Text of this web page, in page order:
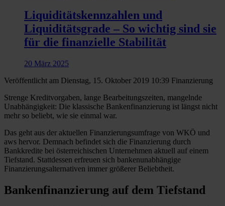
Liquiditätskennzahlen und
Liquiditätsgrade – So wichtig sind sie
für die finanzielle Stabilität
20 März 2025
Veröffentlicht am Dienstag, 15. Oktober 2019 10:39 Finanzierung
Strenge Kreditvorgaben, lange Bearbeitungszeiten, mangelnde
Unabhängigkeit: Die klassische Bankenfinanzierung ist längst nicht
mehr so beliebt, wie sie einmal war.
Das geht aus der aktuellen Finanzierungsumfrage von WKÖ und
aws hervor. Demnach befindet sich die Finanzierung durch
Bankkredite bei österreichischen Unternehmen aktuell auf einem
Tiefstand. Stattdessen erfreuen sich bankenunabhängige
Finanzierungsalternativen immer größerer Beliebtheit.
Bankenfinanzierung auf dem Tiefstand